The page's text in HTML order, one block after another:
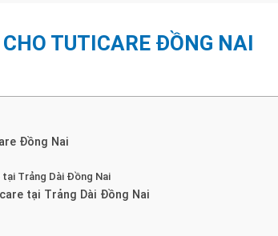
TUTICARE ĐỒNG NAI
Đồng Nai
Trảng Dài Đồng Nai
tại Trảng Dài Đồng Nai